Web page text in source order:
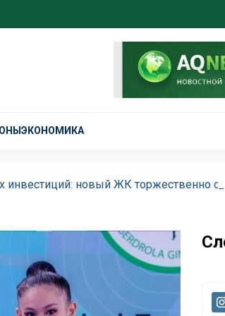
ЭКОНОМИКА
инвестиций: новый ЖК торжественно